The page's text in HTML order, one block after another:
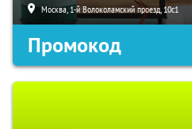
Москва, 1-й Волоколамский проезд, 10с1
Промокод